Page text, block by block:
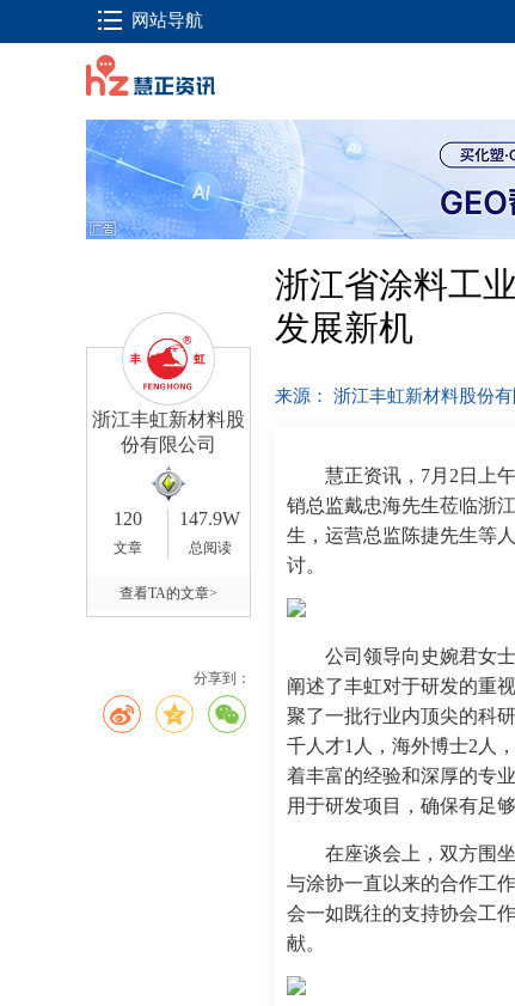
网站导航
浙江丰虹新材料股
份有限公司
120
文章
147.9W
总阅读
查看TA的文章>
分享到：
浙江省涂料工
发展新机
来源： 浙江丰虹新材料股份有
慧正资讯，7月2日上
销总监戴忠海先生莅临浙江
生，运营总监陈捷先生等
讨。
公司领导向史婉君女
阐述了丰虹对于研发的重
聚了一批行业内顶尖的科
千人才1人，海外博士2人
着丰富的经验和深厚的专
用于研发项目，确保有足
在座谈会上，双方围
与涂协一直以来的合作工
会一如既往的支持协会工
献。